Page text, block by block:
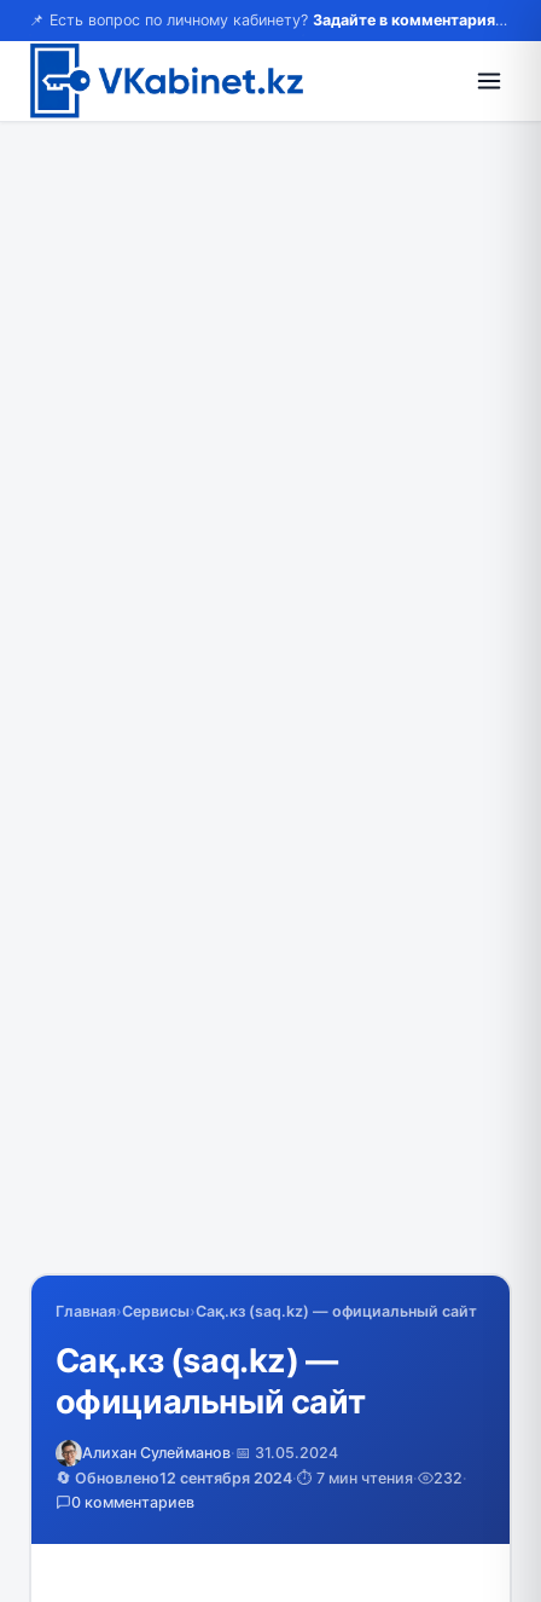
📌 Есть вопрос по личному кабинету? Задайте в комментариях — ответим!
Главная›Сервисы›Сақ.кз (saq.kz) — официальный сайт
Сақ.кз (saq.kz) —
официальный сайт
Алихан Сулейманов·📅 31.05.2024
🔄 Обновлено12 сентября 2024·⏱️ 7 мин чтения· 232·
0 комментариев